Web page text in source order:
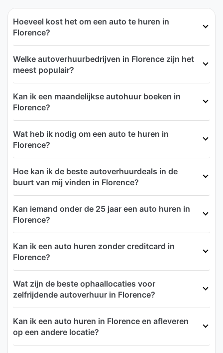
Hoeveel kost het om een auto te huren in
Florence?
Welke autoverhuurbedrijven in Florence zijn het
meest populair?
Kan ik een maandelijkse autohuur boeken in
Florence?
Wat heb ik nodig om een auto te huren in
Florence?
Hoe kan ik de beste autoverhuurdeals in de
buurt van mij vinden in Florence?
Kan iemand onder de 25 jaar een auto huren in
Florence?
Kan ik een auto huren zonder creditcard in
Florence?
Wat zijn de beste ophaallocaties voor
zelfrijdende autoverhuur in Florence?
Kan ik een auto huren in Florence en afleveren
op een andere locatie?